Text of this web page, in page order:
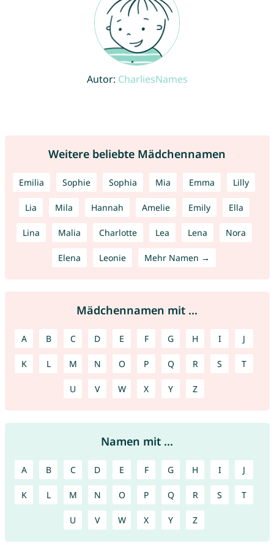
Autor: CharliesNames
Weitere beliebte Mädchennamen
Emilia Sophie Sophia Mia Emma Lilly
Lia Mila Hannah Amelie Emily Ella
Lina Malia Charlotte Lea Lena Nora
Elena Leonie Mehr Namen →
Mädchennamen mit ...
A B C D E F G H I J
K L M N O P Q R S T
U V W X Y Z
Namen mit ...
A B C D E F G H I J
K L M N O P Q R S T
U V W X Y Z